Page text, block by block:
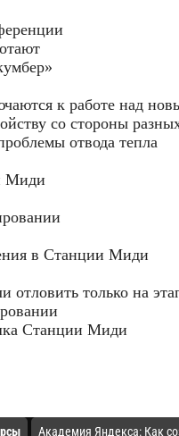
к работе над
со стороны
отвода тепла
Миди
в Станции Миди
только на
Станции Миди
Академия Яндекса: Как